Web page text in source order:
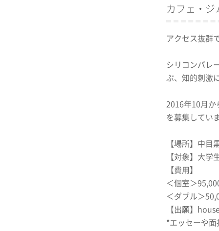
カフェ・ジ
アクセス抜群
シリコンバレ
ぶ、知的刺激
2016年10月か
を募集してい
【場所】中目
【対象】大学
【費用】
＜個室＞
＜ダブル＞
【出願】
*エッセーや面